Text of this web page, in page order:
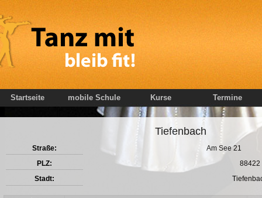
Tiefenbach
Straße:
Am See 21
PLZ:
88422
Stadt:
Startseite mobile Schule Kurse Termine